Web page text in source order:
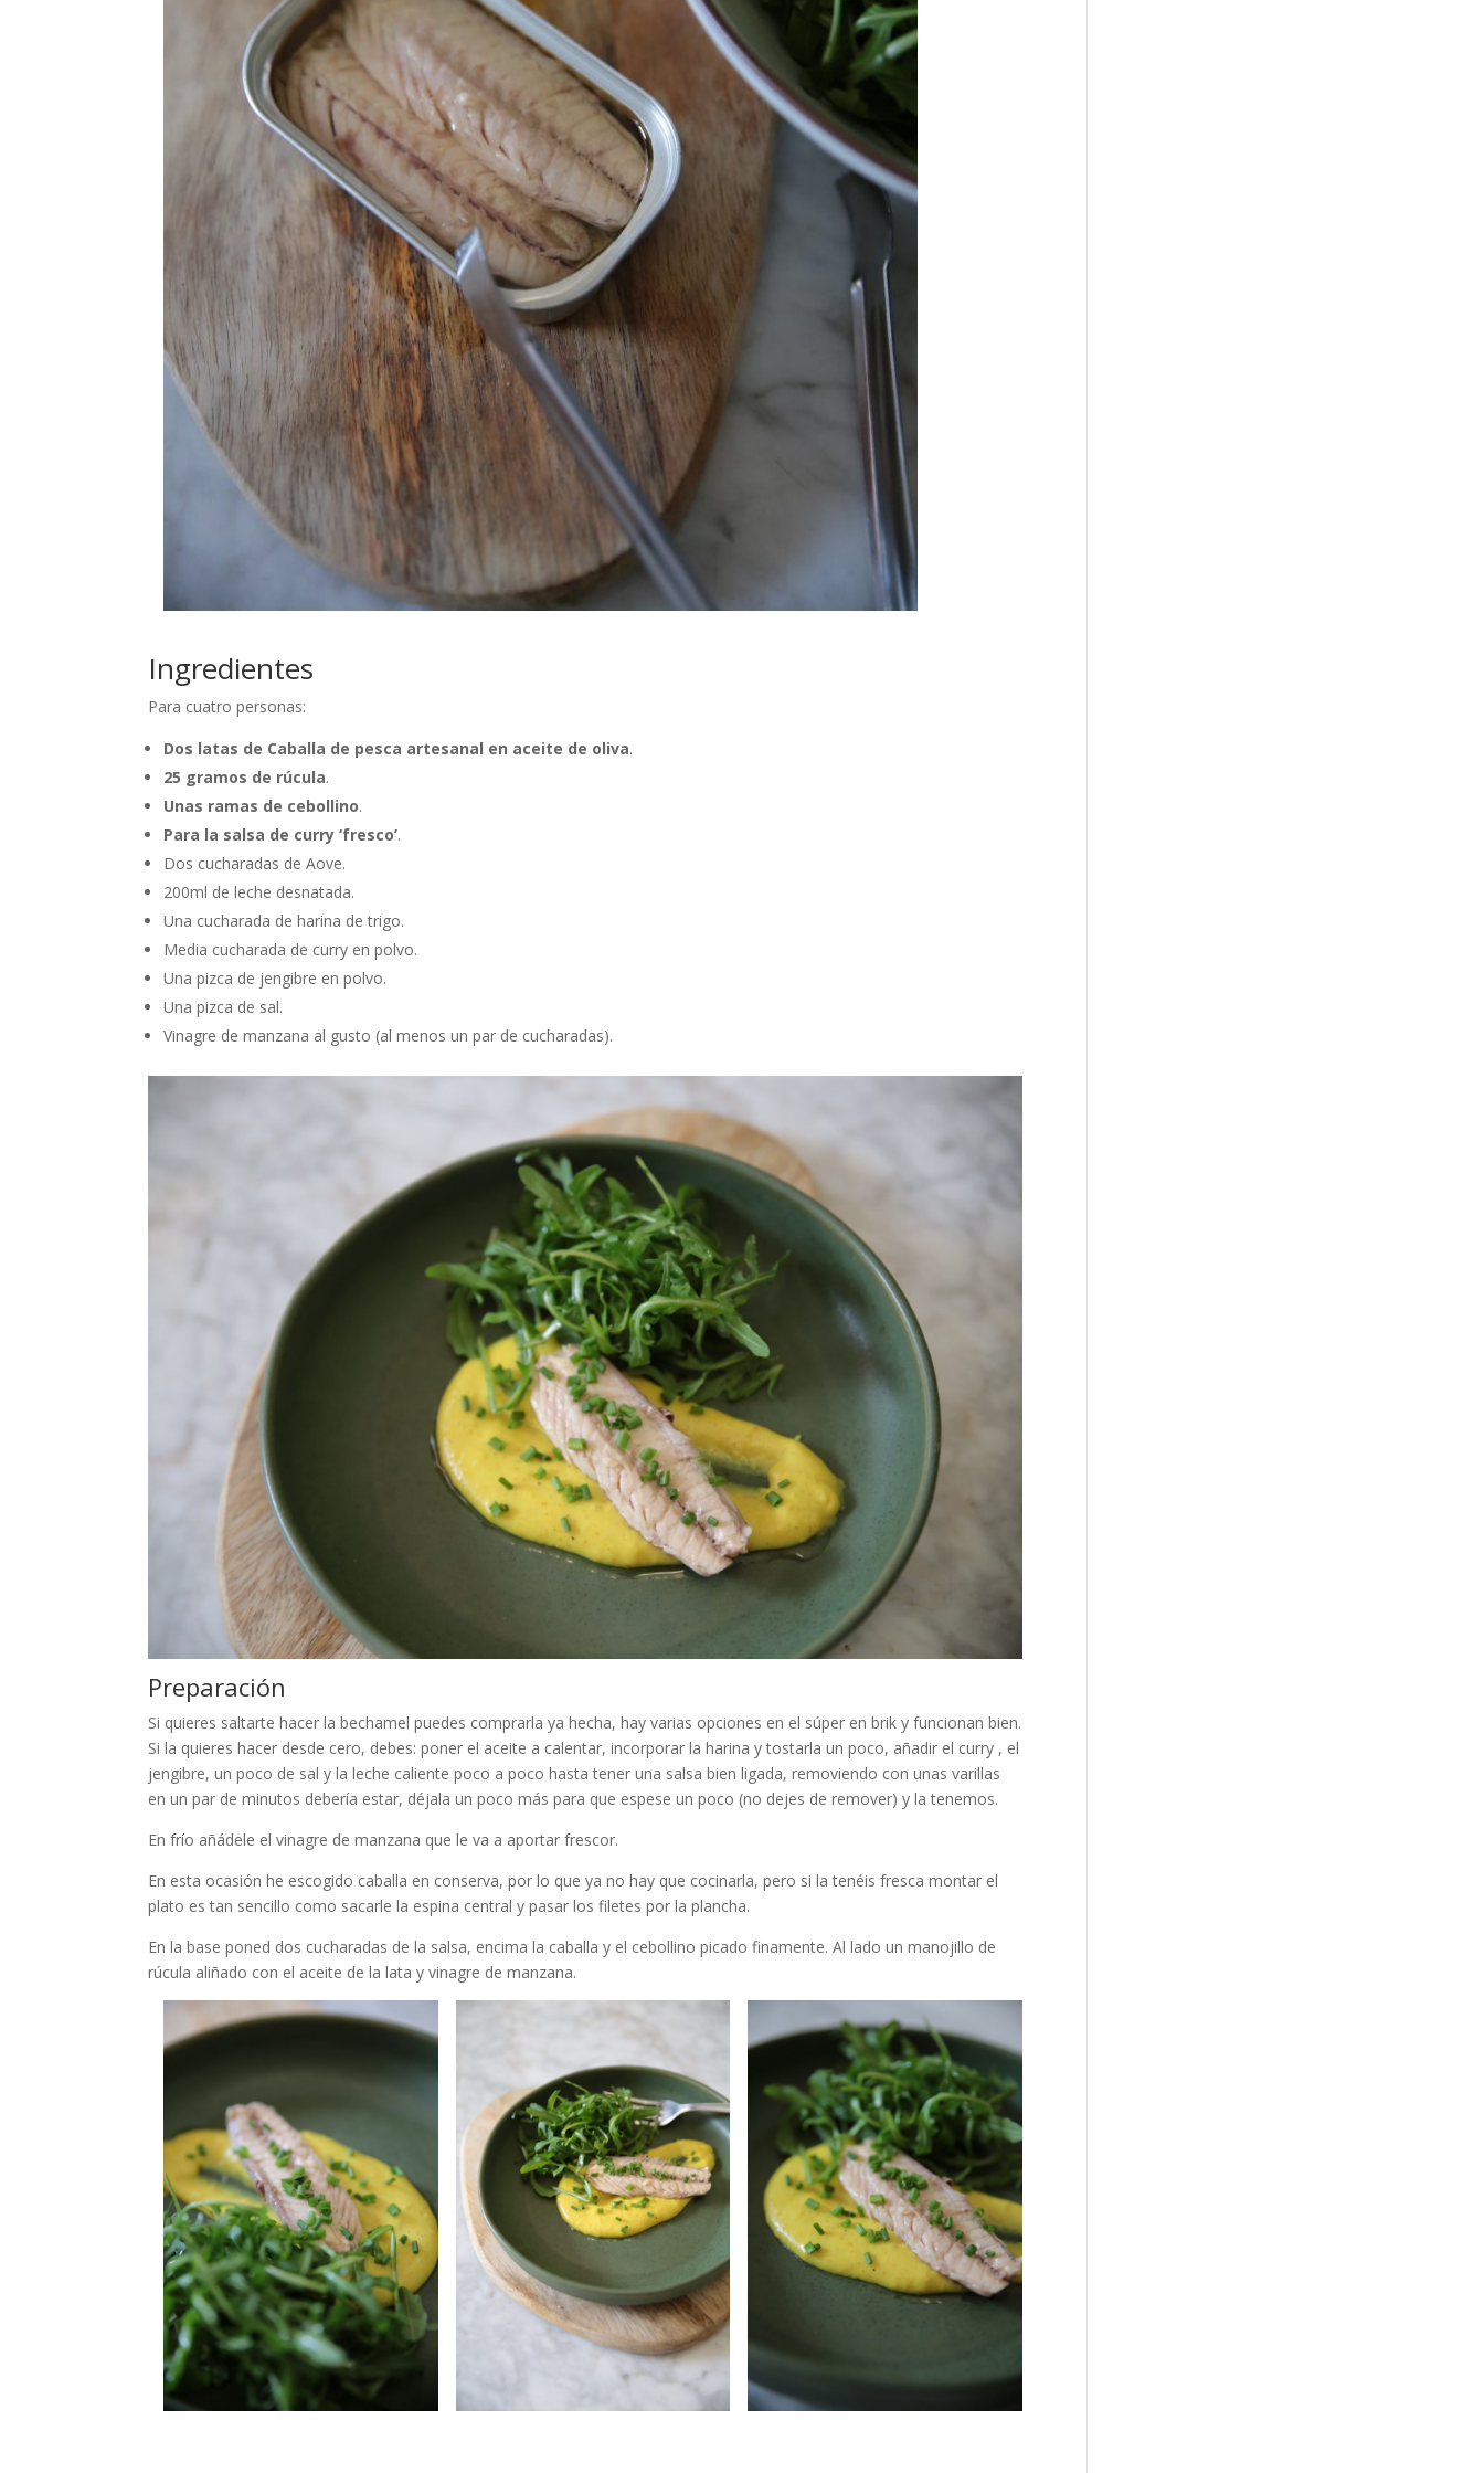
Ingredientes
Para cuatro personas:
Dos latas de Caballa de pesca artesanal en aceite de oliva.
25 gramos de rúcula.
Unas ramas de cebollino.
Para la salsa de curry ‘fresco’.
Dos cucharadas de Aove.
200ml de leche desnatada.
Una cucharada de harina de trigo.
Media cucharada de curry en polvo.
Una pizca de jengibre en polvo.
Una pizca de sal.
Vinagre de manzana al gusto (al menos un par de cucharadas).
Preparación
Si quieres saltarte hacer la bechamel puedes comprarla ya hecha, hay varias opciones en el súper en brik y funcionan bien.
Si la quieres hacer desde cero, debes: poner el aceite a calentar, incorporar la harina y tostarla un poco, añadir el curry , el
jengibre, un poco de sal y la leche caliente poco a poco hasta tener una salsa bien ligada, removiendo con unas varillas
en un par de minutos debería estar, déjala un poco más para que espese un poco (no dejes de remover) y la tenemos.
En frío añádele el vinagre de manzana que le va a aportar frescor.
En esta ocasión he escogido caballa en conserva, por lo que ya no hay que cocinarla, pero si la tenéis fresca montar el
plato es tan sencillo como sacarle la espina central y pasar los filetes por la plancha.
En la base poned dos cucharadas de la salsa, encima la caballa y el cebollino picado finamente. Al lado un manojillo de
rúcula aliñado con el aceite de la lata y vinagre de manzana.